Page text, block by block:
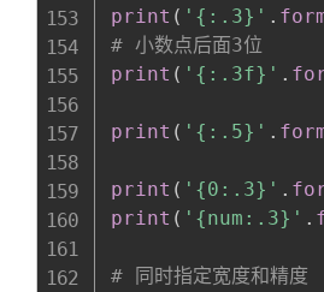
print ( '{:.3}' .
# 小数点后面3位
print ( '{:.3f}' .
print ( '{:.5}' .
print ( '{0:.3}' .
print ( '{num:.3}' .
# 同时指定宽度和精度